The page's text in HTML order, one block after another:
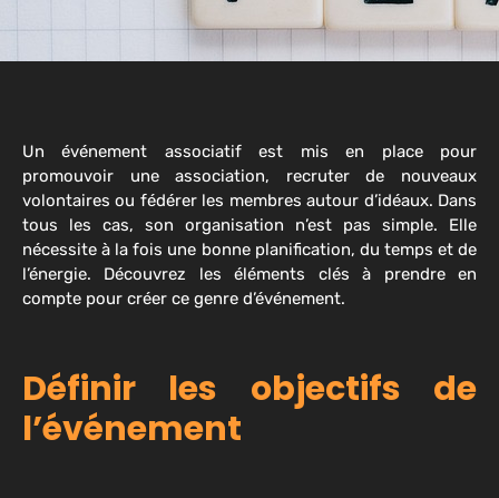
Un événement associatif est mis en place pour
promouvoir une association, recruter de nouveaux
volontaires ou fédérer les membres autour d’idéaux. Dans
tous les cas, son organisation n’est pas simple. Elle
nécessite à la fois une bonne planification, du temps et de
l’énergie. Découvrez les éléments clés à prendre en
compte pour créer ce genre d’événement.
Définir les objectifs de
l’événement